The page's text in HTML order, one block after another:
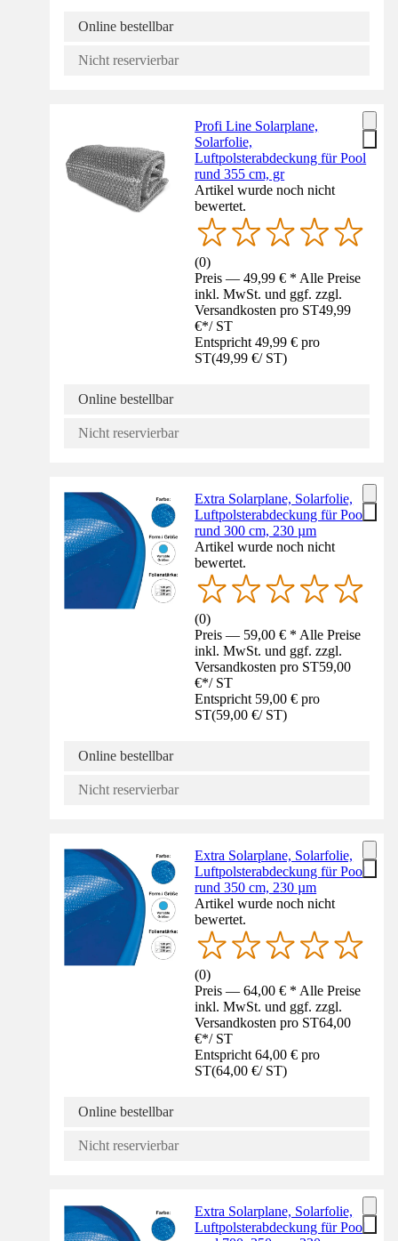
Online bestellbar
Nicht reservierbar
Profi Line Solarplane,
Solarfolie,
Luftpolsterabdeckung für Pool
rund 355 cm, gr
Artikel wurde noch nicht
bewertet.
(0)
Preis — 49,99 € * Alle Preise
inkl. MwSt. und ggf. zzgl.
Versandkosten pro ST49,99
€*/ ST
Entspricht 49,99 € pro
ST(49,99 €/ ST)
Online bestellbar
Nicht reservierbar
Extra Solarplane, Solarfolie,
Luftpolsterabdeckung für Pool
rund 300 cm, 230 µm
Artikel wurde noch nicht
bewertet.
(0)
Preis — 59,00 € * Alle Preise
inkl. MwSt. und ggf. zzgl.
Versandkosten pro ST59,00
€*/ ST
Entspricht 59,00 € pro
ST(59,00 €/ ST)
Online bestellbar
Nicht reservierbar
Extra Solarplane, Solarfolie,
Luftpolsterabdeckung für Pool
rund 350 cm, 230 µm
Artikel wurde noch nicht
bewertet.
(0)
Preis — 64,00 € * Alle Preise
inkl. MwSt. und ggf. zzgl.
Versandkosten pro ST64,00
€*/ ST
Entspricht 64,00 € pro
ST(64,00 €/ ST)
Online bestellbar
Nicht reservierbar
Extra Solarplane, Solarfolie,
Luftpolsterabdeckung für Pool